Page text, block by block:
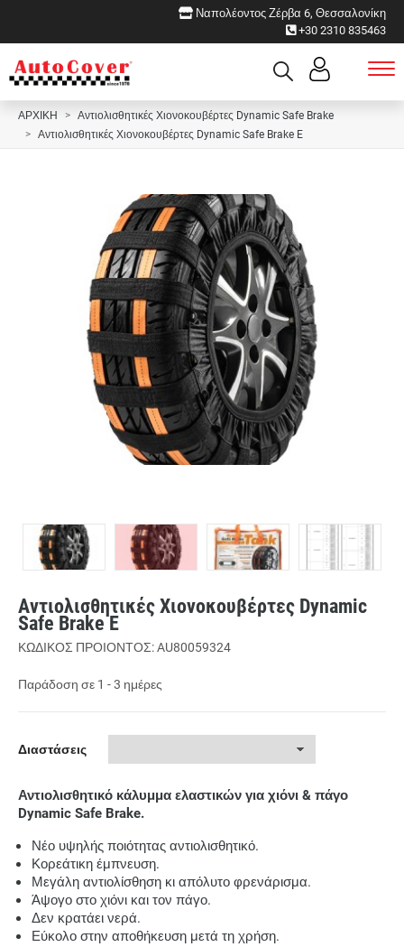
Ναπολέοντος Ζέρβα 6, Θεσσαλονίκη
+30 2310 835463
ΑΡΧΙΚΗ
Αντιολισθητικές Χιονοκουβέρτες Dynamic Safe Brake
Αντιολισθητικές Χιονοκουβέρτες Dynamic Safe Brake E
Αντιολισθητικές Χιονοκουβέρτες Dynamic
Safe Brake E
ΚΩΔΙΚΟΣ ΠΡΟΙΟΝΤΟΣ: AU80059324
Παράδοση σε 1 - 3 ημέρες
Διαστάσεις
Αντιολισθητικό κάλυμμα ελαστικών για χιόνι & πάγο
Dynamic Safe Brake.
Νέο υψηλής ποιότητας αντιολισθητικό.
Κορεάτικη έμπνευση.
Μεγάλη αντιολίσθηση κι απόλυτο φρενάρισμα.
Άψογο στο χιόνι και τον πάγο.
Δεν κρατάει νερά.
Εύκολο στην αποθήκευση μετά τη χρήση.